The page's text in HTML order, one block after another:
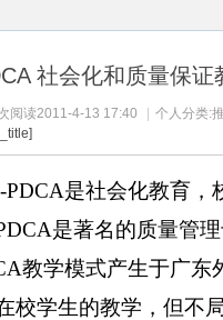
社会化和质量保证
阅读2011-4-13 17:40 个人分类:
PDCA是社会化教育，
是著名的质量管
教学模式产生于广东
校学生的教学，但不